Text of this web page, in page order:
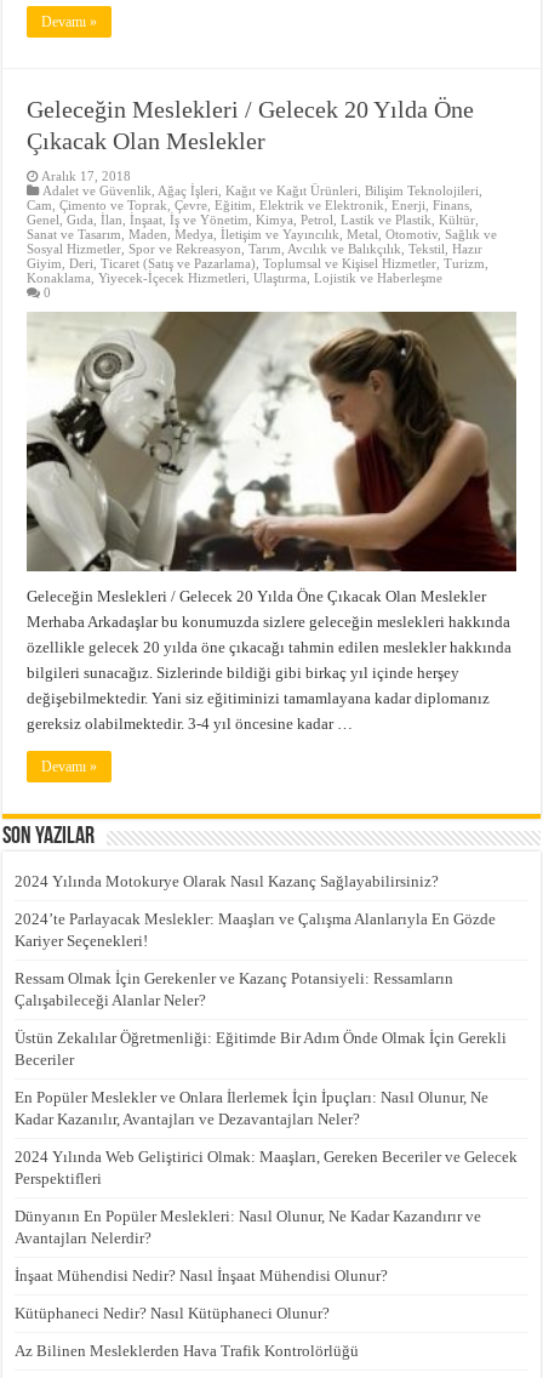
Devamı »
Geleceğin Meslekleri / Gelecek 20 Yılda Öne
Çıkacak Olan Meslekler
Aralık 17, 2018
Adalet ve Güvenlik Ağaç İşleri, Kağıt ve Kağıt Ürünleri ,Bilişim Teknolojileri
Cam, Çimento ve Toprak ,Çevre ,Eğitim ,Elektrik ve Elektronik ,Enerji ,Finans
Genel ,Gıda ,İlan ,İnşaat ,İş ve Yönetim ,Kimya, Petrol, Lastik ve Plastik ,Kültür,
Sanat ve Tasarım ,Maden ,Medya, İletişim ve Yayıncılık ,Metal ,Otomotiv,Sağlık ve
Sosyal Hizmetler ,Spor ve Rekreasyon ,Tarım, Avcılık ve Balıkçılık ,Tekstil, Hazır
Giyim, Deri ,Ticaret (Satış ve Pazarlama) ,Toplumsal ve Kişisel Hizmetler ,Turizm,
Konaklama, Yiyecek-İçecek Hizmetleri ,Ulaştırma, Lojistik ve Haberleşme
0
Geleceğin Meslekleri / Gelecek 20 Yılda Öne Çıkacak Olan Meslekler
Merhaba Arkadaşlar bu konumuzda sizlere geleceğin meslekleri hakkında
özellikle gelecek 20 yılda öne çıkacağı tahmin edilen meslekler hakkında
bilgileri sunacağız. Sizlerinde bildiği gibi birkaç yıl içinde herşey
değişebilmektedir. Yani siz eğitiminizi tamamlayana kadar diplomanız
gereksiz olabilmektedir. 3-4 yıl öncesine kadar …
Devamı »
Son Yazılar
2024 Yılında Motokurye Olarak Nasıl Kazanç Sağlayabilirsiniz?
2024’te Parlayacak Meslekler: Maaşları ve Çalışma Alanlarıyla En Gözde
Kariyer Seçenekleri!
Ressam Olmak İçin Gerekenler ve Kazanç Potansiyeli: Ressamların
Çalışabileceği Alanlar Neler?
Üstün Zekalılar Öğretmenliği: Eğitimde Bir Adım Önde Olmak İçin Gerekli
Beceriler
En Popüler Meslekler ve Onlara İlerlemek İçin İpuçları: Nasıl Olunur, Ne
Kadar Kazanılır, Avantajları ve Dezavantajları Neler?
2024 Yılında Web Geliştirici Olmak: Maaşları, Gereken Beceriler ve Gelecek
Perspektifleri
Dünyanın En Popüler Meslekleri: Nasıl Olunur, Ne Kadar Kazandırır ve
Avantajları Nelerdir?
İnşaat Mühendisi Nedir? Nasıl İnşaat Mühendisi Olunur?
Kütüphaneci Nedir? Nasıl Kütüphaneci Olunur?
Az Bilinen Mesleklerden Hava Trafik Kontrolörlüğü